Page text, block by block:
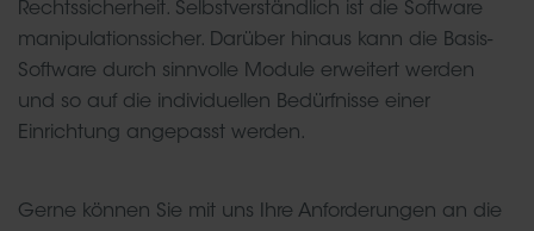
Rechtssicherheit. Selbstverständlich ist die Software
manipulationssicher. Darüber hinaus kann die Basis-
Software durch sinnvolle Module erweitert werden
und so auf die individuellen Bedürfnisse einer
Einrichtung angepasst werden.
Gerne können Sie mit uns Ihre Anforderungen an die